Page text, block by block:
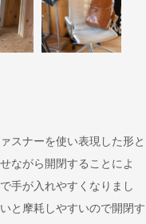
スナーを使い表現した形と
ながら開閉することによ
手が入れやすくなりまし
と摩耗しやすいので開閉す